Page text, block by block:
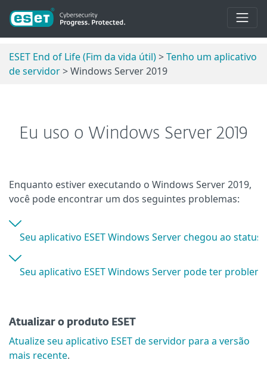
ESET End of Life (Fim da vida útil)>Tenho um aplicativo
de servidor> Windows Server 2019
Eu uso o Windows Server 2019
Enquanto estiver executando o Windows Server 2019,
você pode encontrar um dos seguintes problemas:
Seu aplicativo ESET Windows Server chegou ao
Seu aplicativo ESET Windows Server pode ter
Atualizar o produto ESET
Atualize seu aplicativo ESET de servidor para a versão
mais recente.